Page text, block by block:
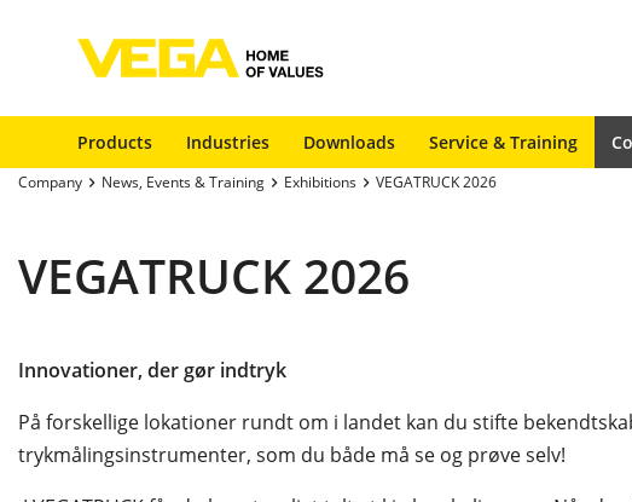
Products Industries Downloads Service & Training
Company News, Events & Training Exhibitions VEGATRUCK 2026
VEGATRUCK 2026
Innovationer, der gør indtryk
På forskellige lokationer rundt om i landet kan du stifte
trykmålingsinstrumenter, som du både må se og prøve selv!